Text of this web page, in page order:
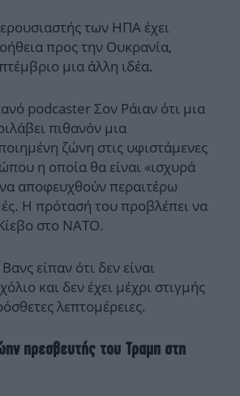
των ΗΠΑ έχει
προς την Ουκρανία,
μια άλλη ιδέα.
podcaster Σον Ράιαν ότι μια
πιθανόν μια
ζώνη στις υφιστάμενες
η οποία θα είναι «ισχυρά
αποφευχθούν περαιτέρω
Η πρότασή του προβλέπει να
στο ΝΑΤΟ.
είπαν ότι δεν είναι
και δεν έχει μέχρι στιγμής
λεπτομέρειες.
πρεσβευτής του Τραμπ στη